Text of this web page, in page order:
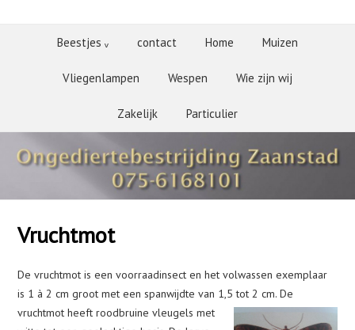
Beestjes ᵥ contact Home Muizen
Vliegenlampen Wespen Wie zijn wij
Zakelijk Particulier
Vruchtmot
De vruchtmot is een voorraadinsect en het volwassen exemplaar
is 1 à 2 cm groot met een spanwijdte van 1,5 tot 2 cm. De
vruchtmotheeft roodbruine vleugels met